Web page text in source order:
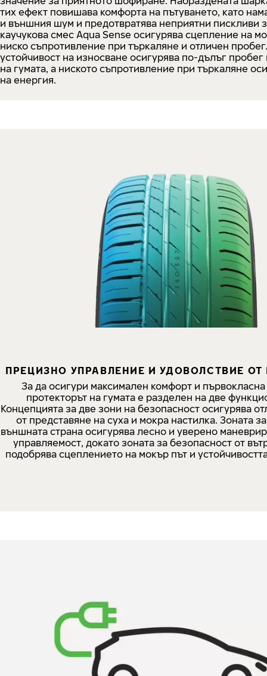
тих ефект повишава комфорта на пътуването, като
и външния шум и предотвратява неприятни пискливи
каучукова смес Aqua Sense осигурява сцепление на
ниско съпротивление при търкаляне и отличен
устойчивост на износване осигурява по-дълъг
на гумата, а ниското съпротивление при търкаляне
на енергия.
ПРЕЦИЗНО УПРАВЛЕНИЕ И УДОВОЛСТВИЕ
За да осигури максимален комфорт и
протекторът на гумата е разделен на две
Концепцията за две зони на безопасност осигурява
от представяне на суха и мокра настилка. Зоната
външната страна осигурява лесно и уверено
управляемост, докато зоната за безопасност от
подобрява сцеплението на мокър път и